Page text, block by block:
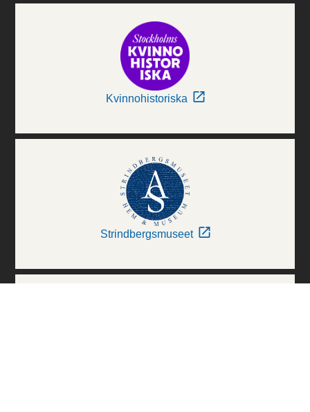
Kvinnohistoriska
Strindbergsmuseet